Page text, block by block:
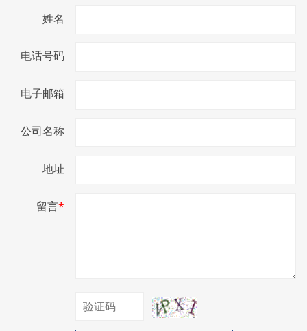
姓名
电话号码
电子邮箱
公司名称
地址
留言*